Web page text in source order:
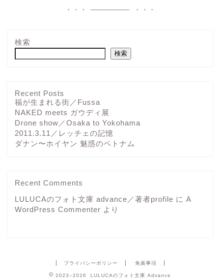
検索
検索
Recent Posts
福が生まれる街／Fussa
NAKED meets ガウディ展
Drone show／Osaka to Yokohama
2011.3.11／レッチェの記憶
ダナン〜ホイヤン 魅惑のベトナム
Recent Comments
LULUCAのフォト文庫 advance／著者profile に A
WordPress Commenter より
プライバシーポリシー 免責事項
2023–2026 LULUCAのフォト文庫 Advance